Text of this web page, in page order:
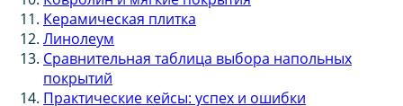
Керамическая плитка
Линолеум
Сравнительная таблица выбора напольных
покрытий
Практические кейсы: успех и ошибки